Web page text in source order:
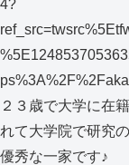
4?
２３歳で大学に在
れて大学院で研究
優秀な一家です♪